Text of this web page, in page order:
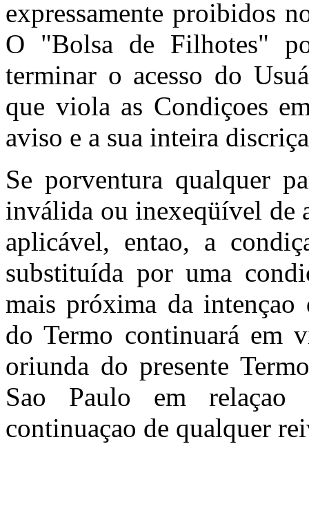
expressamente proibidos
O "Bolsa de Filhotes"
terminar o acesso do
que viola as Condiçoes
aviso e a sua inteira
Se porventura qualquer
inválida ou inexeqüível de
aplicável, entao, a
substituída por uma
mais próxima da
do Termo continuará em
oriunda do presente
Sao Paulo em relaçao
continuaçao de qualquer